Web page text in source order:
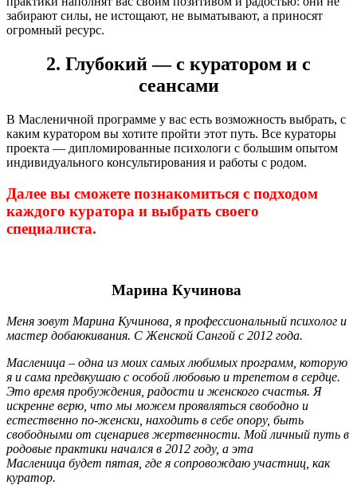
забирают силы, не истощают, не выматывают, а приносят
огромный ресурс.
2. Глубокий — с куратором и с
сеансами
В Масленичной программе у вас есть возможность выбрать, с
каким куратором вы хотите пройти этот путь. Все кураторы
проекта — дипломированные психологи с большим опытом
индивидуального консультирования и работы с родом.
Далее вы сможете познакомиться с подходом
каждого куратора и выбрать своего
специалиста.
Марина Кучинова
Меня зовут Марина Кучинова, я профессиональный психолог и
мастер добаюкивания. С Женской Сангой с 2012 года.
Масленица – одна из моих самых любимых программ, которую
я и сама предвкушаю с особой любовью и трепетом в сердце.
Это время пробуждения, радости и женского счастья. Я
искренне верю, что мы можем проявляться свободно и
естественно по-женски, находить в себе опору, быть
свободными от сценариев жертвенности. Мой личный путь в
родовые практики начался в 2012 году, а эта
Масленица будет пятая, где я сопровождаю участниц, как
куратор.